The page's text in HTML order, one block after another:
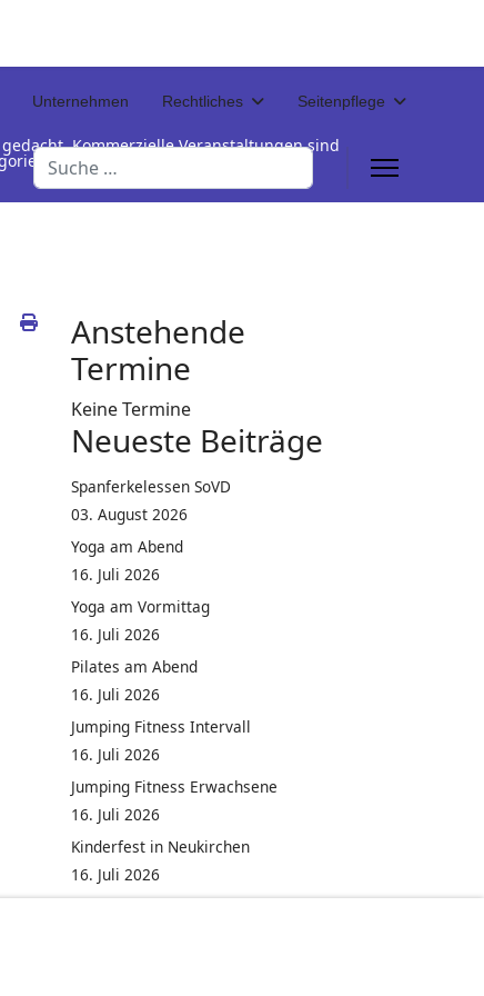
Unternehmen Rechtliches Seitenpflege
Suchen
Kommerzielle Veranstaltungen sind
unterhalb der Termintabelle
Anstehende
Termine
Keine Termine
Neueste Beiträge
Spanferkelessen SoVD
03. August 2026
Yoga am Abend
16. Juli 2026
Yoga am Vormittag
16. Juli 2026
Pilates am Abend
16. Juli 2026
Jumping Fitness Intervall
16. Juli 2026
Jumping Fitness Erwachsene
16. Juli 2026
Kinderfest in Neukirchen
16. Juli 2026